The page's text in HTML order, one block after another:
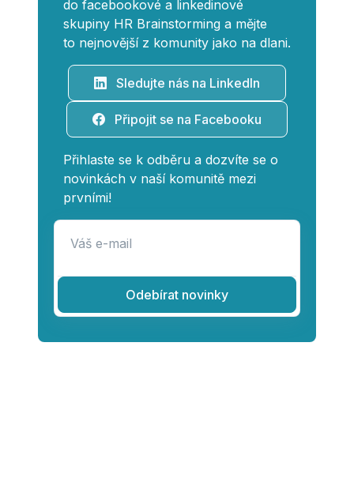
do facebookové a linkedinové
skupiny HR Brainstorming a mějte
to nejnovější z komunity jako na dlani.
Sledujte nás na LinkedIn
Připojit se na Facebooku
Přihlaste se k odběru a dozvíte se o
novinkách v naší komunitě mezi
prvními!
Odebírat novinky